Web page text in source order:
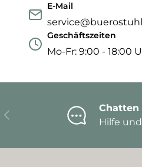
E-Mail
Geschäftszeiten
Mo-Fr: 9:00 - 18:00
Vorherige
Chatten
Hilfe